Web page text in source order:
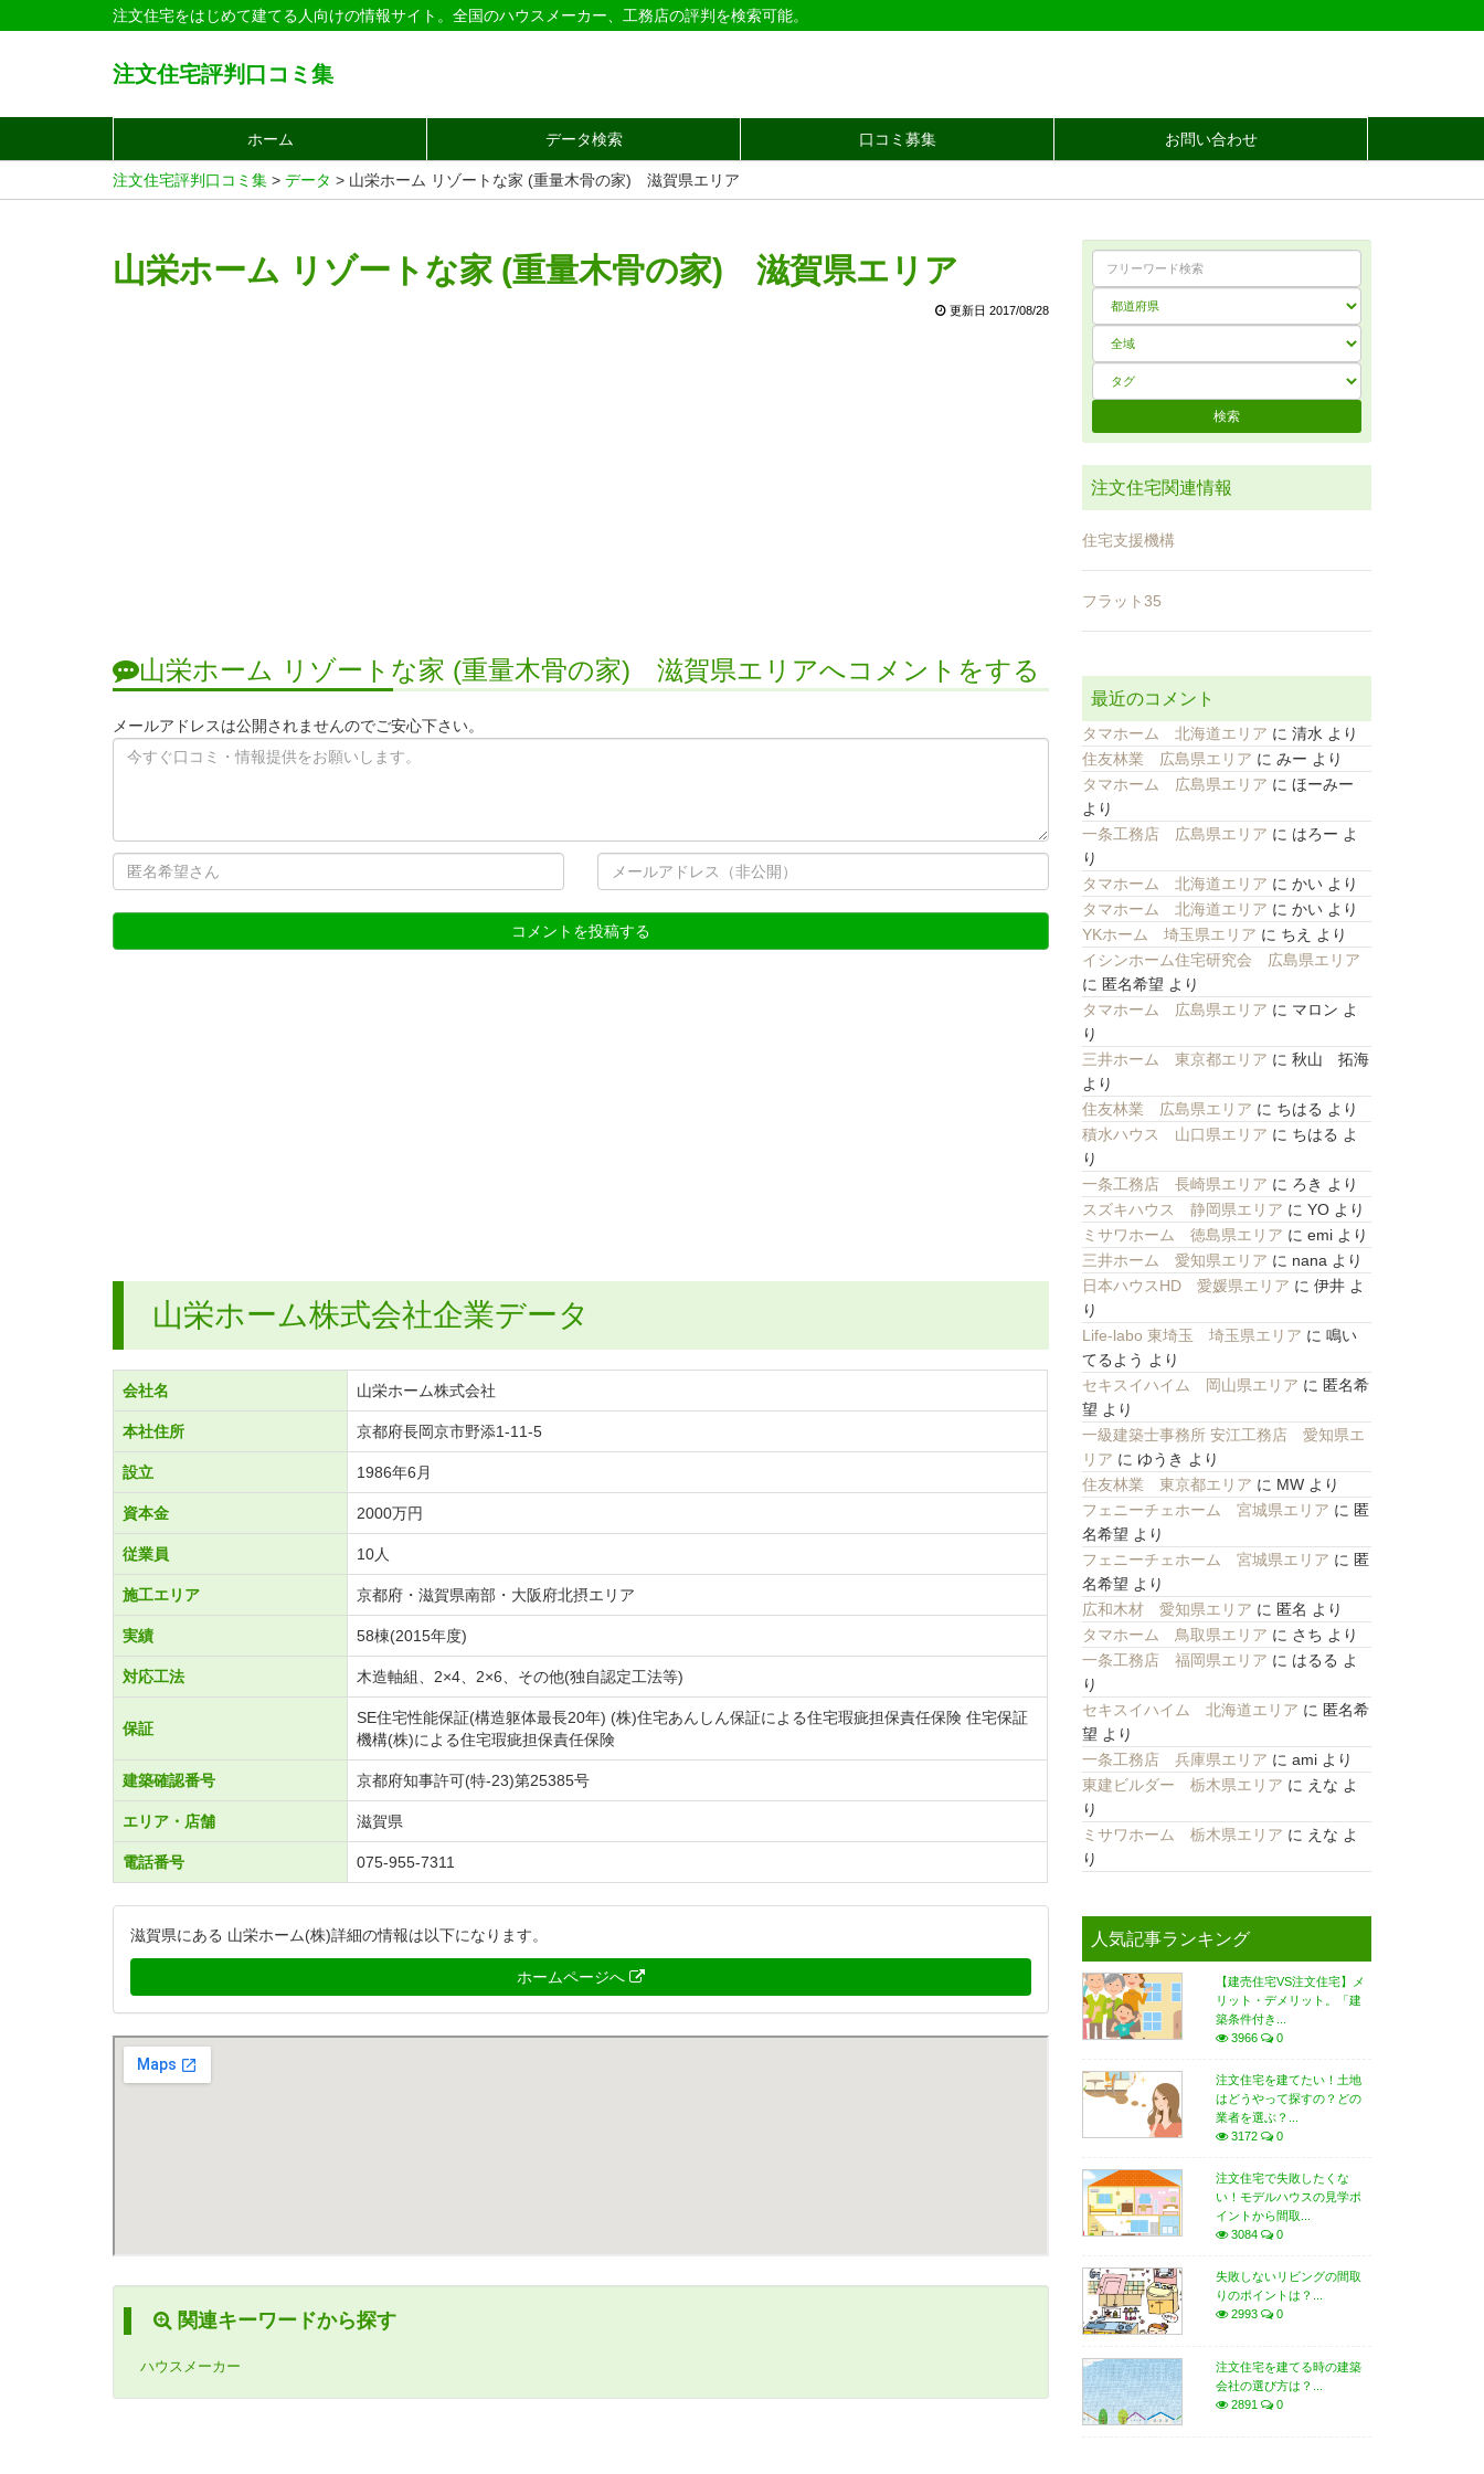
注文住宅をはじめて建てる人向けの情報サイト。全国のハウスメーカー、工務店の評判を検索可能。
注文住宅評判口コミ集
ホーム データ検索 口コミ募集 お問い合わせ
注文住宅評判口コミ集 > データ > 山栄ホーム リゾートな家 (重量木骨の家) 滋賀県エリア
山栄ホーム リゾートな家 (重量木骨の家) 滋賀県エリア
更新日 2017/08/28
山栄ホーム リゾートな家 (重量木骨の家) 滋賀県エリアへコメントをする
メールアドレスは公開されませんのでご安心下さい。
山栄ホーム株式会社企業データ
会社名 山栄ホーム株式会社
本社住所 京都府長岡京市野添1-11-5
設立 1986年6月
資本金 2000万円
従業員 10人
施工エリア 京都府・滋賀県南部・大阪府北摂エリア
実績 58棟(2015年度)
対応工法 木造軸組、2×4、2×6、その他(独自認定工法等)
保証
SE住宅性能保証(構造躯体最長20年) (株)住宅あんしん保証による住宅瑕疵担保責任保険 住宅保証
機構(株)による住宅瑕疵担保責任保険
建築確認番号 京都府知事許可(特-23)第25385号
エリア・店舗 滋賀県
電話番号 075-955-7311
滋賀県にある 山栄ホーム(株)詳細の情報は以下になります。
ホームページへ
関連キーワードから探す
ハウスメーカー
注文住宅関連情報
住宅支援機構
フラット35
最近のコメント
タマホーム 北海道エリア に 清水 より
住友林業 広島県エリア に みー より
タマホーム 広島県エリア に ほーみー
より
一条工務店 広島県エリア に はろー よ
り
タマホーム 北海道エリア に かいより
タマホーム 北海道エリア に かいより
YKホーム 埼玉県エリア に ちえ
より
イシンホーム住宅研究会 広島県エリア
に 匿名希望 より
タマホーム 広島県エリア に マロン よ
り
三井ホーム 東京都エリア に 秋山 拓海
より
住友林業 広島県エリア に ちはる より
積水ハウス 山口県エリア に ちはる よ
り
一条工務店 長崎県エリア に ろき より
スズキハウス 静岡県エリア に YOより
ミサワホーム 徳島県エリア に emiより
三井ホーム 愛知県エリア に nana より
日本ハウスHD 愛媛県エリア に 伊井よ
り
Life-labo 東埼玉 埼玉県エリア に 鳴い
てるよう より
セキスイハイム 岡山県エリア に 匿名希
望 より
一級建築士事務所 安江工務店 愛知県エ
リア に ゆうき より
住友林業 東京都エリア に MWより
フェニーチェホーム 宮城県エリア に 匿
名希望 より
フェニーチェホーム 宮城県エリア に 匿
名希望 より
広和木材 愛知県エリア に 匿名 より
タマホーム 鳥取県エリア に さち より
一条工務店 福岡県エリア に はるる よ
り
セキスイハイム 北海道エリア に 匿名希
望 より
一条工務店 兵庫県エリア に amiより
東建ビルダー 栃木県エリア に えな よ
り
ミサワホーム 栃木県エリア に えな よ
り
人気記事ランキング
【建売住宅VS注文住宅】メ
リット・デメリット。「建
築条件付き...
3966
0
注文住宅を建てたい！土地
はどうやって探すの？どの
業者を選ぶ？...
3172
0
注文住宅で失敗したくな
い！モデルハウスの見学ポ
イントから間取...
3084
0
失敗しないリビングの間取
りのポイントは？...
2993
0
注文住宅を建てる時の建築
会社の選び方は？...
2891
0